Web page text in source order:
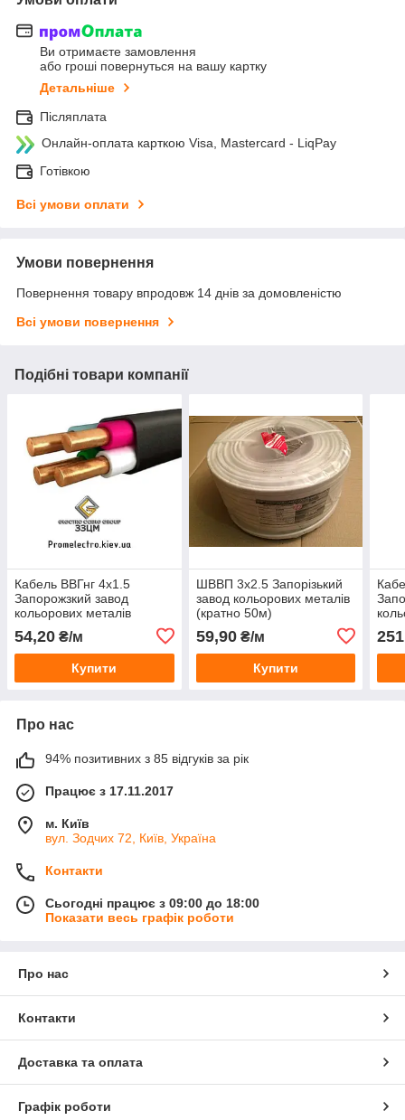
Ви отримаєте замовлення
або гроші повернуться на вашу картку
Детальніше
Післяплата
Онлайн-оплата карткою Visa, Mastercard - LiqPay
Готівкою
Всі умови оплати
Умови повернення
Повернення товару впродовж 14 днів за домовленістю
Всі умови повернення
Подібні товари компанії
Кабель ВВГнг 4х1.5
Запорожзкий завод
кольорових металів
54,20 ₴/м
Купити
ШВВП 3х2.5 Запорізький
завод кольорових металів
(кратно 50м)
59,90₴/м
Купити
Про нас
94% позитивних з 85 відгуків за рік
Працює з 17.11.2017
м. Київ
вул. Зодчих 72, Київ, Україна
Контакти
Сьогодні працює з 09:00 до 18:00
Показати весь графік роботи
Про нас
Контакти
Доставка та оплата
Графік роботи